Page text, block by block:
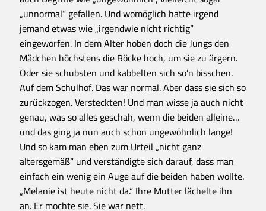
„unnormal“ gefallen. Und womöglich hatte irgend
jemand etwas wie „irgendwie nicht richtig“
eingeworfen. In dem Alter hoben doch die Jungs den
Mädchen höchstens die Röcke hoch, um sie zu ärgern.
Oder sie schubsten und kabbelten sich so’n bisschen.
Auf dem Schulhof. Das war normal. Aber dass sie sich so
zurückzogen. Versteckten! Und man wisse ja auch nicht
genau, was so alles geschah, wenn die beiden alleine…
und das ging ja nun auch schon ungewöhnlich lange!
Und so kam man eben zum Urteil „nicht ganz
altersgemäß“ und verständigte sich darauf, dass man
einfach ein wenig ein Auge auf die beiden haben wollte.
„Melanie ist heute nicht da.“ Ihre Mutter lächelte ihn
an. Er mochte sie. Sie war nett.